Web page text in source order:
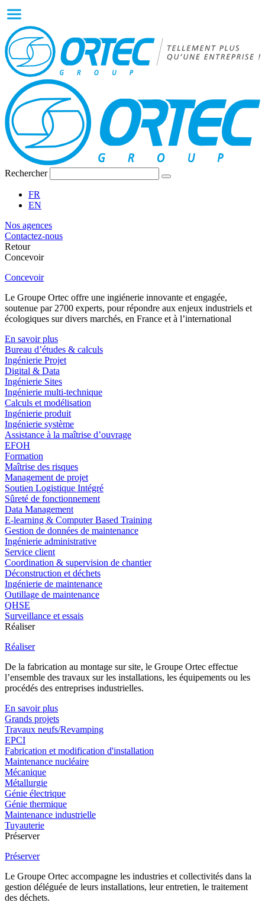
Rechercher
FR
EN
Nos agences
Contactez-nous
Retour
Concevoir
Concevoir
Le Groupe Ortec offre une ingiénerie innovante et engagée,
soutenue par 2700 experts, pour répondre aux enjeux industriels et
écologiques sur divers marchés, en France et à l’international
En savoir plus
Bureau d’études & calculs
Ingénierie Projet
Digital & Data
Ingénierie Sites
Ingénierie multi-technique
Calculs et modélisation
Ingénierie produit
Ingénierie système
Assistance à la maîtrise d’ouvrage
EFOH
Formation
Maîtrise des risques
Management de projet
Soutien Logistique Intégré
Sûreté de fonctionnement
Data Management
E-learning & Computer Based Training
Gestion de données de maintenance
Ingénierie administrative
Service client
Coordination & supervision de chantier
Déconstruction et déchets
Ingénierie de maintenance
Outillage de maintenance
QHSE
Surveillance et essais
Réaliser
Réaliser
De la fabrication au montage sur site, le Groupe Ortec effectue
l’ensemble des travaux sur les installations, les équipements ou les
procédés des entreprises industrielles.
En savoir plus
Grands projets
Travaux neufs/Revamping
EPCI
Fabrication et modification d'installation
Maintenance nucléaire
Mécanique
Métallurgie
Génie électrique
Génie thermique
Maintenance industrielle
Tuyauterie
Préserver
Préserver
Le Groupe Ortec accompagne les industries et collectivités dans la
gestion déléguée de leurs installations, leur entretien, le traitement
des déchets.